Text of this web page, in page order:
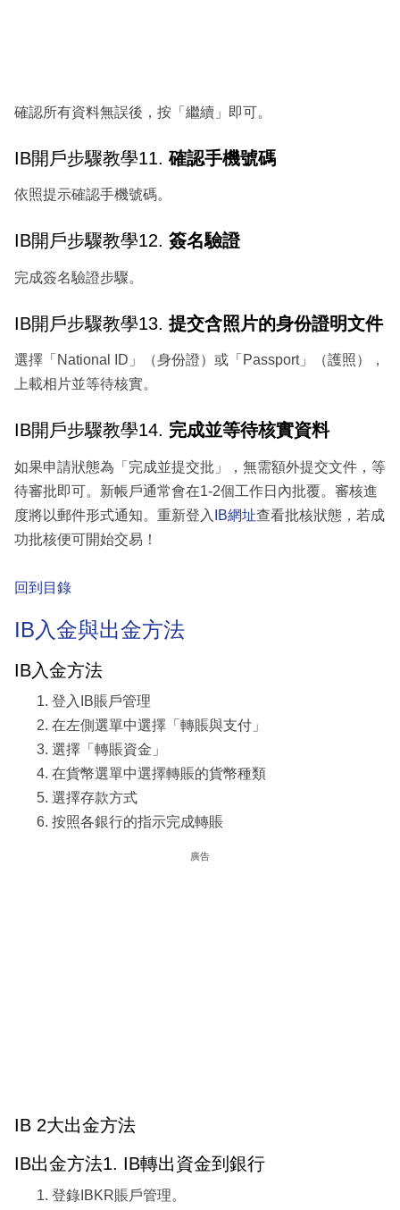
確認所有資料無誤後，按「繼續」即可。
IB開戶步驟教學11. 確認手機號碼
依照提示確認手機號碼。
IB開戶步驟教學12. 簽名驗證
完成簽名驗證步驟。
IB開戶步驟教學13. 提交含照片的身份證明文件
選擇「National ID」（身份證）或「Passport」（護照），
上載相片並等待核實。
IB開戶步驟教學14. 完成並等待核實資料
如果申請狀態為「完成並提交批」，無需額外提交文件，等
待審批即可。新帳戶通常會在1-2個工作日內批覆。審核進
度將以郵件形式通知。重新登入 IB網址查看批核狀態，若成
功批核便可開始交易！
回到目錄
IB入金與出金方法
IB入金方法
登入IB賬戶管理
在左側選單中選擇「轉賬與支付」
選擇「轉賬資金」
在貨幣選單中選擇轉賬的貨幣種類
選擇存款方式
按照各銀行的指示完成轉賬
廣告
IB 2大出金方法
IB出金方法1. IB轉出資金到銀行
登錄IBKR賬戶管理。